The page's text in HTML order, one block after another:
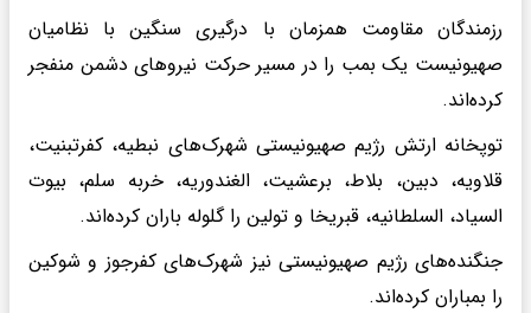
رزمندگان مقاومت همزمان با درگیری سنگین با نظامیان
صهیونیست یک بمب را در مسیر حرکت نیروهای دشمن منفجر
کرده‌اند.
توپخانه ارتش رژیم صهیونیستی شهرک‌های نبطیه، کفرتبنیت،
قلاویه، دبین، بلاط، برعشیت، الغندوریه، خربه سلم، بیوت
السیاد، السلطانیه، قبریخا و تولین را گلوله باران کرده‌اند.
جنگنده‌های رژیم صهیونیستی نیز شهرک‌های کفرجوز و شوکین
را بمباران کرده‌اند.